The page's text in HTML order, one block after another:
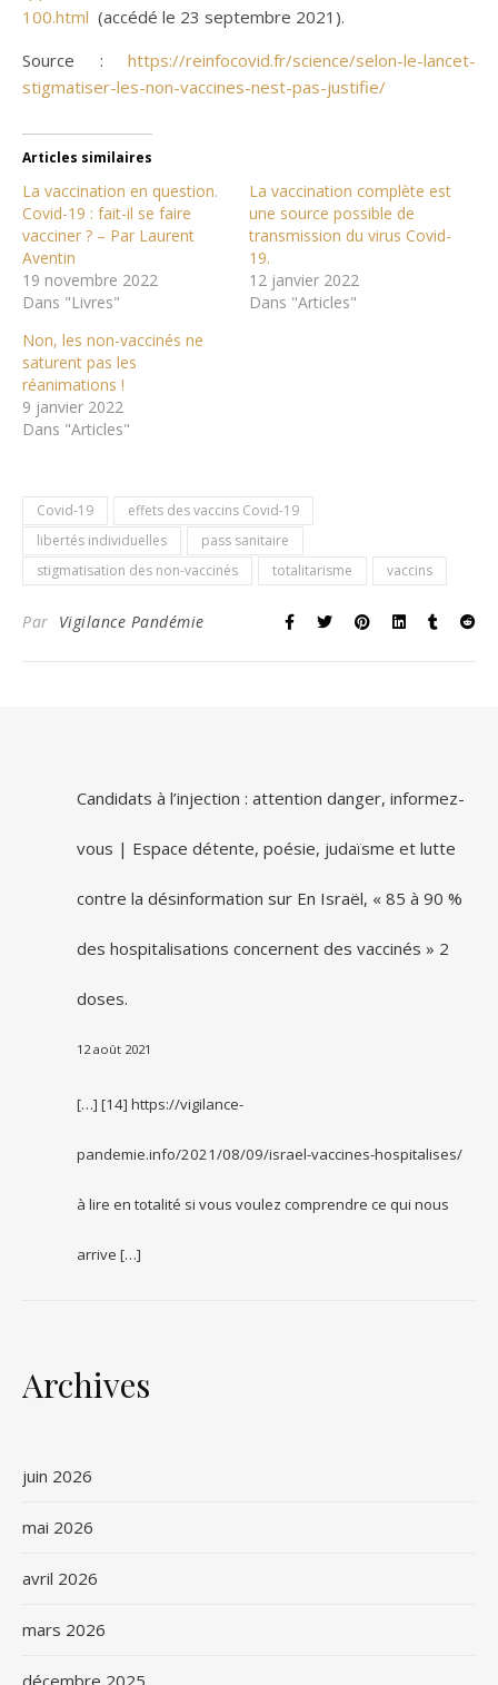
100.html (accédé le 23 septembre 2021).
Source : https://reinfocovid.fr/science/selon-le-lancet-
stigmatiser-les-non-vaccines-nest-pas-justifie/
Articles similaires
La vaccination en question.
Covid-19 : fait-il se faire
vacciner ? – Par Laurent
Aventin
19 novembre 2022
Dans "Livres"
La vaccination complète est
une source possible de
transmission du virus Covid-
19.
12 janvier 2022
Dans "Articles"
Non, les non-vaccinés ne
saturent pas les
réanimations !
9 janvier 2022
Dans "Articles"
Covid-19
effets des vaccins Covid-19
libertés individuelles
pass sanitaire
stigmatisation des non-vaccinés
totalitarisme vaccins
Par Vigilance Pandémie
Candidats à l’injection : attention danger, informez-
vous | Espace détente, poésie, judaïsme et lutte
contre la désinformation sur En Israël, « 85 à 90 %
des hospitalisations concernent des vaccinés » 2
doses.
12 août 2021
[…] [14] https://vigilance-
pandemie.info/2021/08/09/israel-vaccines-hospitalises/
à lire en totalité si vous voulez comprendre ce qui nous
arrive […]
Archives
juin 2026
mai 2026
avril 2026
mars 2026